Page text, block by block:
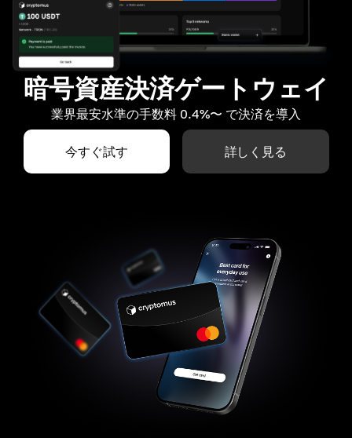
暗号資産決済ゲートウェイ
業界最安水準の手数料 0.4%〜 で決済を導入
今すぐ試す 詳しく見る